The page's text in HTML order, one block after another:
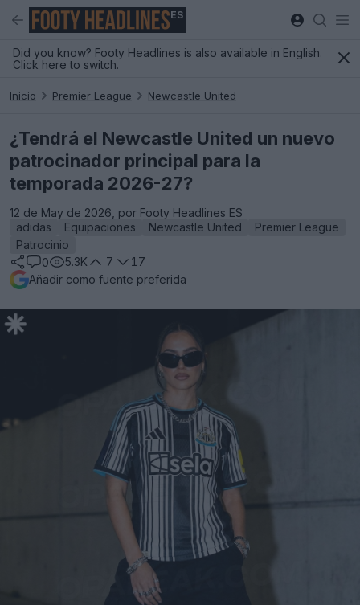
ES
Did you know? Footy Headlines is also available in English.
Click here to switch.
Inicio Premier League Newcastle United
¿Tendrá el Newcastle United un nuevo
patrocinador principal para la
temporada 2026-27?
12 de May de 2026, por Footy Headlines ES
adidas
Equipaciones Newcastle United
Premier League
Patrocinio
0
5.3K 7
17
Añadir como fuente preferida